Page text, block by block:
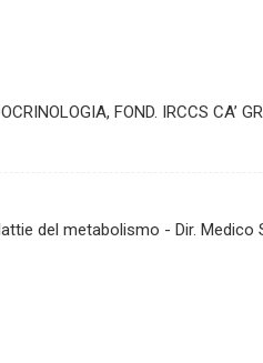
FOND. IRCCS CA’
del metabolismo - Dir. Medico